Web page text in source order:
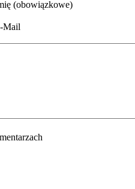
(obowiązkowe)
Mail